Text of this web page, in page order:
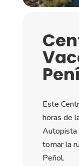
Este
horas de
Autopista
tomar la
Peñol.